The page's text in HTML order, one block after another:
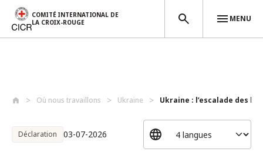
COMITÉ INTERNATIONAL DE
LA CROIX-ROUGE
MENU
Où nous travaillons Ukraine Ukraine : l’escalade des
Déclaration 03-07-2026